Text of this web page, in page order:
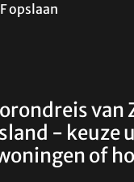
van
- keuze
of
opslaan